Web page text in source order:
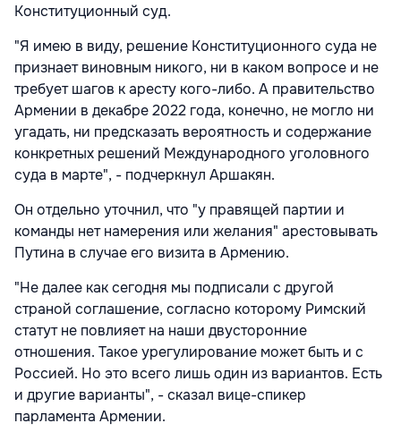
Конституционный суд.
"Я имею в виду, решение Конституционного суда не
признает виновным никого, ни в каком вопросе и не
требует шагов к аресту кого-либо. А правительство
Армении в декабре 2022 года, конечно, не могло ни
угадать, ни предсказать вероятность и содержание
конкретных решений Международного уголовного
суда в марте", - подчеркнул Аршакян.
Он отдельно уточнил, что "у правящей партии и
команды нет намерения или желания" арестовывать
Путина в случае его визита в Армению.
"Недалее как сегодня мы подписали с другой
страной соглашение, согласно которому Римский
статут не повлияет на наши двусторонние
отношения. Такое урегулирование может быть и с
Россией. Но это всего лишь один из вариантов. Есть
и другие варианты", - сказал вице-спикер
парламента Армении.